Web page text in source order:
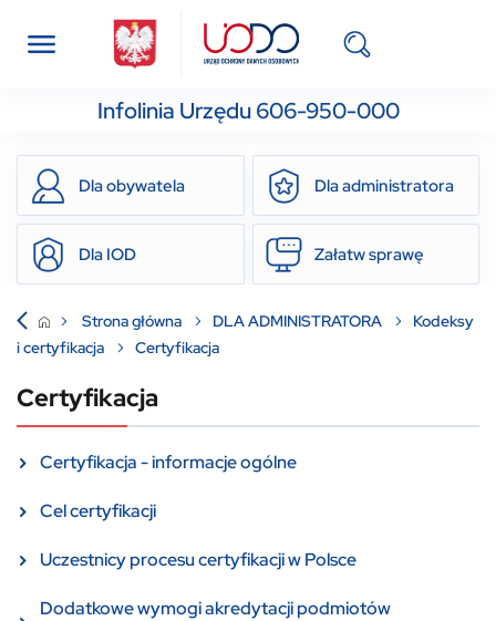
Infolinia Urzędu 606-950-000
Dla obywatela Dla administratora
Dla IOD Załatw sprawę
Strona główna DLA ADMINISTRATORA
Kodeksy
i certyfikacja
Certyfikacja
Certyfikacja
Certyfikacja - informacje ogólne
Cel certyfikacji
Uczestnicy procesu certyfikacji w Polsce
Dodatkowe wymogi akredytacji podmiotów